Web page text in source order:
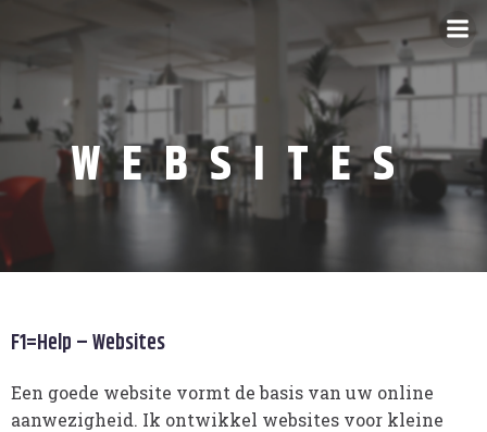
WEBSITES
F1=Help – Websites
Een goede website vormt de basis van uw online
aanwezigheid. Ik ontwikkel websites voor kleine